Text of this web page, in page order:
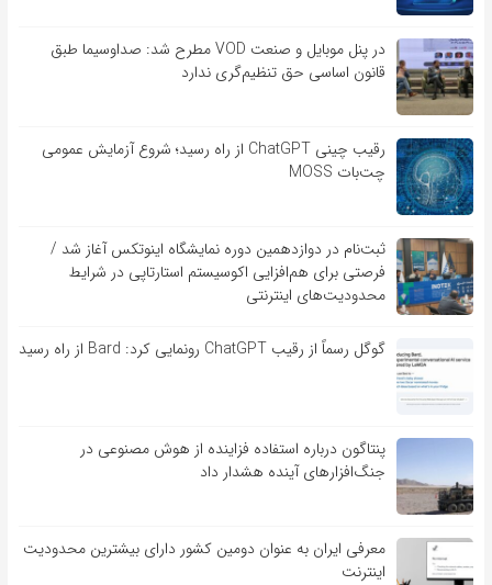
در پنل موبایل و صنعت VOD مطرح شد: صداوسیما طبق
قانون اساسی حق تنظیم‌گری ندارد
رقیب چینی ChatGPT از راه رسید؛ شروع آزمایش عمومی
چت‌بات MOSS
ثبت‌نام در دوازدهمین دوره نمایشگاه اینوتکس آغاز شد /
فرصتی برای هم‌افزایی اکوسیستم استارتاپی در شرایط
محدودیت‌های اینترنتی
گوگل رسماً از رقیب ChatGPT رونمایی کرد: Bard از راه رسید
پنتاگون درباره استفاده فزاینده از هوش مصنوعی در
جنگ‌افزارهای آینده هشدار داد
معرفی ایران به عنوان دومین کشور دارای بیشترین محدودیت
اینترنت